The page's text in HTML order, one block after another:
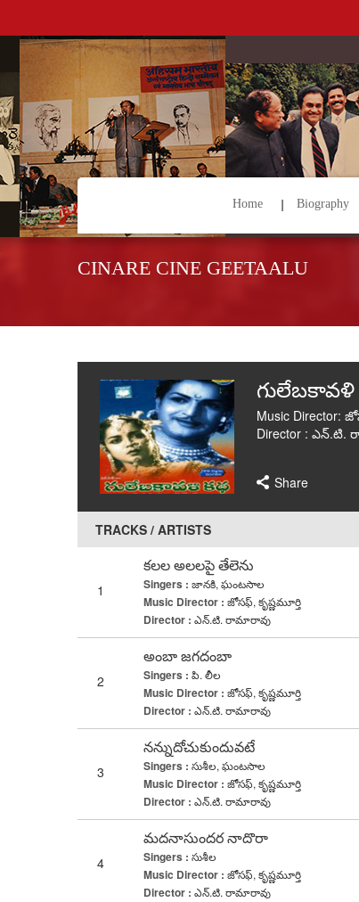
Home Biography
CINARE CINE GEETAALU
గులేబకావళి
Music Director:
Director :
Share
TRACKS / ARTISTS
1
కలల అలలపై తేలెను
Singers : జానకి, ఘంటసాల
Music Director : జోసఫ్, కృష్ణమూర్తి
Director : ఎన్.టి. రామారావు
2
అంబా జగదంబా
Singers : పి. లీల
Music Director : జోసఫ్, కృష్ణమూర్తి
Director : ఎన్.టి. రామారావు
3
నన్నుదోచుకుందువటే
Singers : సుశీల, ఘంటసాల
Music Director : జోసఫ్, కృష్ణమూర్తి
Director : ఎన్.టి. రామారావు
4
మదనాసుందర నాదొరా
Singers : సుశీల
Music Director : జోసఫ్, కృష్ణమూర్తి
Director : ఎన్.టి. రామారావు